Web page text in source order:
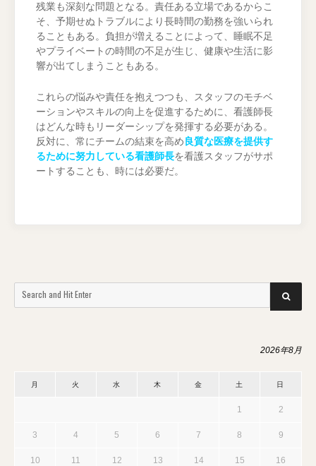
残業も深刻な問題となる。責任ある立場であるからこ
そ、予期せぬトラブルにより長時間の勤務を強いられ
ることもある。負担が増えることによって、睡眠不足
やプライベートの時間の不足が生じ、健康や生活に影
響が出てしまうこともある。
これらの悩みや責任を抱えつつも、スタッフのモチベ
ーションやスキルの向上を促進するために、看護師長
はどんな時もリーダーシップを発揮する必要がある。
反対に、常にチームの結束を高め 良質な医療を提供す
るために努力している看護師長を看護スタッフがサポ
ートすることも、時には必要だ。
for:
SEARCH
2026年8月
月 火 水 木 金 土 日
1 2
3 4 5 6 7 8 9
10 11 12 13 14 15 16